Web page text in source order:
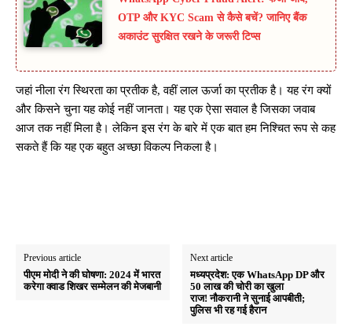
OTP और KYC Scam से कैसे बचें? जानिए बैंक
अकाउंट सुरक्षित रखने के जरूरी टिप्स
जहां नीला रंग स्थिरता का प्रतीक है, वहीं लाल ऊर्जा का प्रतीक है। यह रंग क्यों
और किसने चुना यह कोई नहीं जानता। यह एक ऐसा सवाल है जिसका जवाब
आज तक नहीं मिला है। लेकिन इस रंग के बारे में एक बात हम निश्चित रूप से कह
सकते हैं कि यह एक बहुत अच्छा विकल्प निकला है।
Previous article
पीएम मोदी ने की घोषणा: 2024 में भारत
करेगा क्वाड शिखर सम्मेलन की मेजबानी
Next article
मध्यप्रदेश: एक WhatsApp DP और
50 लाख की चोरी का खुला
राज! नौकरानी ने सुनाई आपबीती;
पुलिस भी रह गई हैरान